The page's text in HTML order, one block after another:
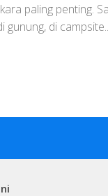
paling penting.
gunung, di